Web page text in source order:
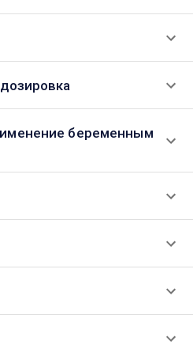
беременным